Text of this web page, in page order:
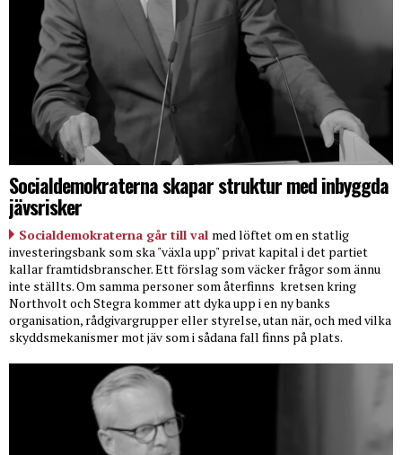
Socialdemokraterna skapar struktur med inbyggda
jävsrisker
Socialdemokraterna går till val med löftet om en statlig
investeringsbank som ska "växla upp" privat kapital i det partiet
kallar framtidsbranscher. Ett förslag som väcker frågor som ännu
inte ställts. Om samma personer som återfinns kretsen kring
Northvolt och Stegra kommer att dyka upp i en ny banks
organisation, rådgivargrupper eller styrelse, utan när, och med vilka
skyddsmekanismer mot jäv som i sådana fall finns på plats.